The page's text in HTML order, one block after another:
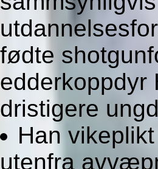
fødte
edderkoppdyr
dristigere
Han
utenfra